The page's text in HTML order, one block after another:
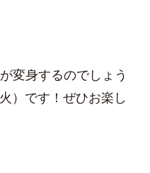
変身するのでしょう
）です！ぜひお楽し